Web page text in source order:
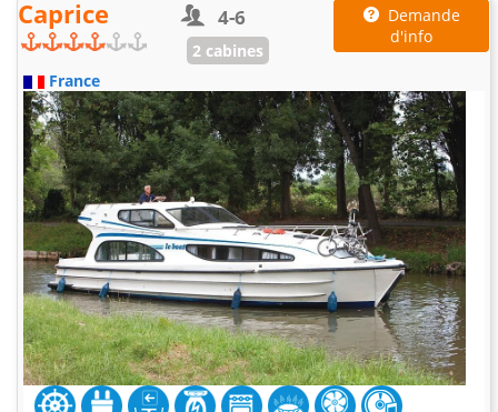
Caprice 4-6
2 cabines
Demande
d'info
France